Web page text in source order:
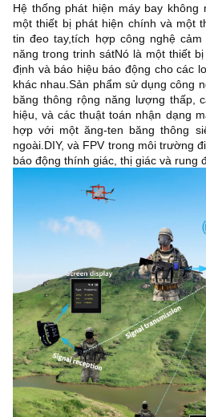
Hệ thống phát hiện máy bay
một thiết bị phát hiện chính và một
tin đeo tay,tích hợp công nghệ
năng trong trinh sátNó là một thiết
định và báo hiệu báo động cho các
khác nhau.Sản phẩm sử dụng công
băng thông rộng năng lượng thấp,
hiệu, và các thuật toán nhận dạng
hợp với một ăng-ten băng thông
ngoài.DIY, và FPV trong môi trường
báo động thính giác, thị giác và rung